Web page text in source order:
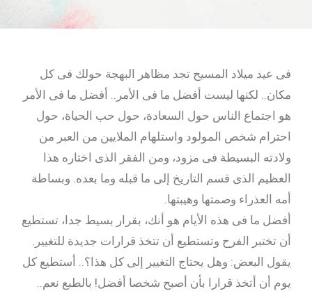
فى عيد ميلاد المسيح تجد مظاهر البهجة حولك فى كل
مكان.. لكنها ليست أفضل ما فى الأمر.. أفضل ما فى الأمر
هو اجتماع الناس حول السعادة، حول حب الحياة، حول
احترام شخص المولود واستلهام الملايين من العبر من
ولادته البسيطة فى مزود، ومن الفقر الذى اختاره هذا
العظيم الذى قسم التاريخ إلى ما قبله وما بعده. وبساطة
أمه العذراء وصمتها وهيبتها.
أفضل ما فى هذه الأيام هو أنك، بقرار بسيط جدا، تستطيع
أن تختبر الفرح وتستطيع أن تتخذ قرارات جديدة للتغيير.
يقول البعض: وهل يحتاج التغيير إلى كل هذا؟.. أستطيع كل
يوم أن أتخذ قرارا بأن أصبح شخصا أفضل! بالطبع نعم..